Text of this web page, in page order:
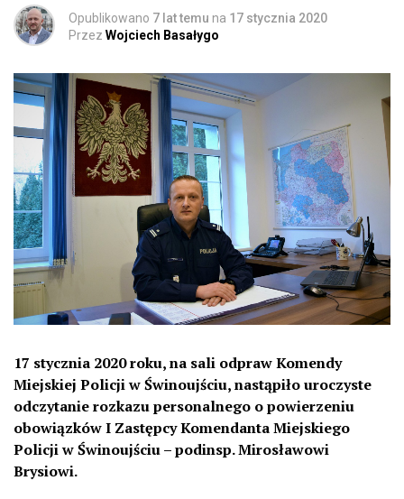
Opublikowano 7 lat temu na 17 stycznia 2020
Przez Wojciech Basałygo
17 stycznia 2020 roku, na sali odpraw Komendy
Miejskiej Policji w Świnoujściu, nastąpiło uroczyste
odczytanie rozkazu personalnego o powierzeniu
obowiązków I Zastępcy Komendanta Miejskiego
Policji w Świnoujściu – podinsp. Mirosławowi
Brysiowi.